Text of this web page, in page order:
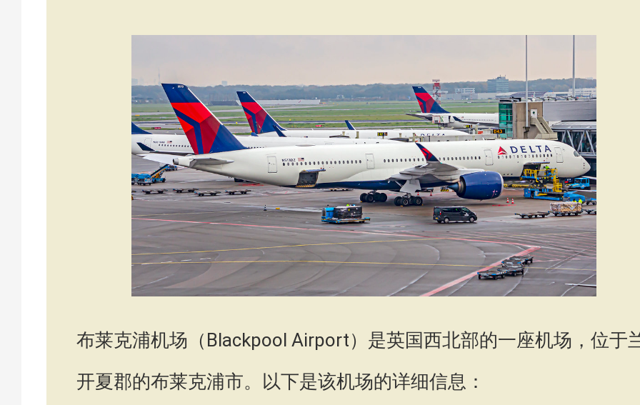
布莱克浦机场（Blackpool Airport）是英国西北部的一座机场，位于
开夏郡的布莱克浦市。以下是该机场的详细信息：